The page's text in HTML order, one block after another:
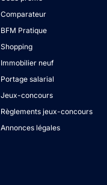
Comparateur
BFM Pratique
Shopping
Immobilier neuf
Portage salarial
Jeux-concours
Règlements jeux-concours
Annonces légales